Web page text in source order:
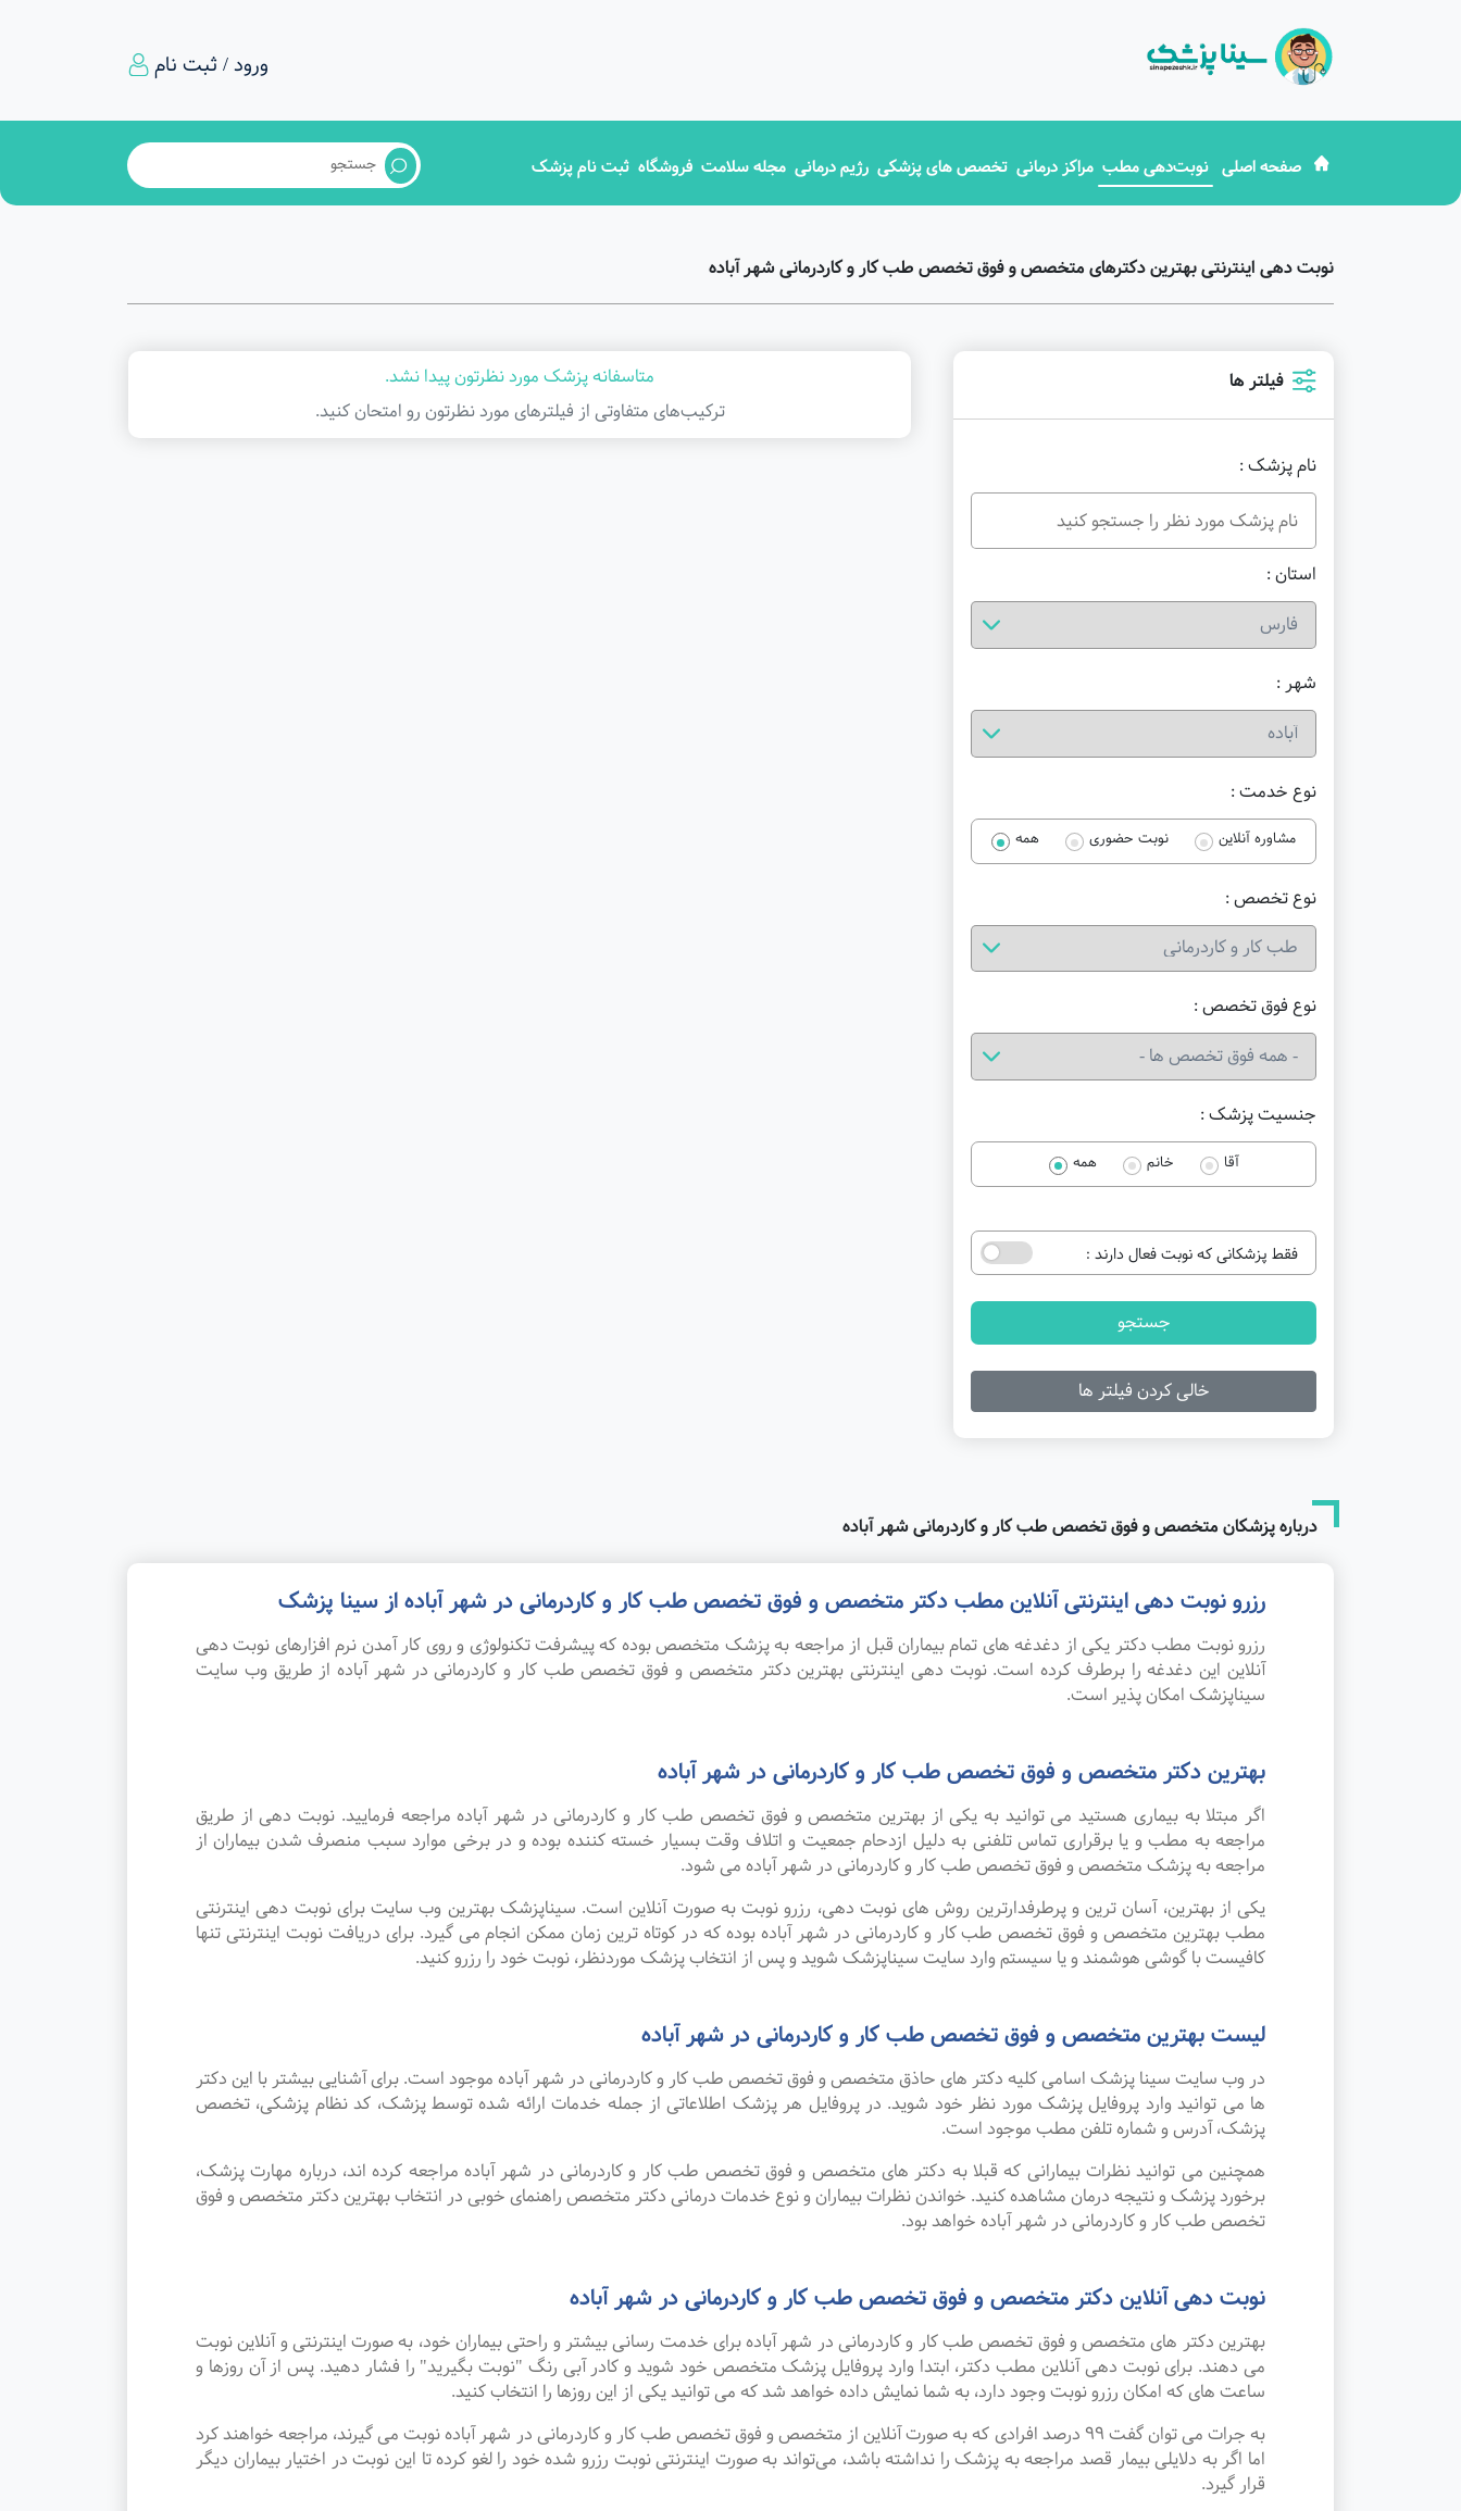
ورود / ثبت نام
صفحه اصلی نوبت‌دهی مطب مراکز درمانی تخصص های پزشکی رژیم درمانی مجله سلامت فروشگاه ثبت نام پزشک
نوبت دهی اینترنتی بهترین دکترهای متخصص و فوق تخصص طب کار و کاردرمانی شهر آباده
فیلتر ها
نام پزشک :
استان :
شهر :
نوع خدمت :
مشاوره آنلاین نوبت حضوری همه
نوع تخصص :
نوع فوق تخصص :
جنسیت پزشک :
آقا خانم همه
فقط پزشکانی که نوبت فعال دارند :
جستجو
خالی کردن فیلتر ها
متاسفانه پزشک مورد نظرتون پیدا نشد.
ترکیب‌های متفاوتی از فیلتر‌های مورد نظرتون رو امتحان کنید.
درباره پزشکان متخصص و فوق تخصص طب کار و کاردرمانی شهر آباده
رزرو نوبت دهی اینترنتی آنلاین مطب دکتر متخصص و فوق تخصص طب کار و کاردرمانی در شهر آباده از سینا پزشک
رزرو نوبت مطب دکتر یکی از دغدغه های تمام بیماران قبل از مراجعه به پزشک متخصص بوده که پیشرفت تکنولوژی و روی کار آمدن نرم افزارهای نوبت دهی
آنلاین این دغدغه را برطرف کرده است. نوبت دهی اینترنتی بهترین دکتر متخصص و فوق تخصص طب کار و کاردرمانی در شهر آباده از طریق وب سایت
سیناپزشک امکان پذیر است.
بهترین دکتر متخصص و فوق تخصص طب کار و کاردرمانی در شهر آباده
اگر مبتلا به بیماری هستید می توانید به یکی از بهترین متخصص و فوق تخصص طب کار و کاردرمانی در شهر آباده مراجعه فرمایید. نوبت دهی از طریق
مراجعه به مطب و یا برقراری تماس تلفنی به دلیل ازدحام جمعیت و اتلاف وقت بسیار خسته کننده بوده و در برخی موارد سبب منصرف شدن بیماران از
مراجعه به پزشک متخصص و فوق تخصص طب کار و کاردرمانی در شهر آباده می شود.
یکی از بهترین، آسان ترین و پرطرفدارترین روش های نوبت دهی، رزرو نوبت به صورت آنلاین است. سیناپزشک بهترین وب سایت برای نوبت دهی اینترنتی
مطب بهترین متخصص و فوق تخصص طب کار و کاردرمانی در شهر آباده بوده که در کوتاه ترین زمان ممکن انجام می گیرد. برای دریافت نوبت اینترنتی تنها
کافیست با گوشی هوشمند و یا سیستم وارد سایت سیناپزشک شوید و پس از انتخاب پزشک موردنظر، نوبت خود را رزرو کنید.
لیست بهترین متخصص و فوق تخصص طب کار و کاردرمانی در شهر آباده
در وب سایت سینا پزشک اسامی کلیه دکتر های حاذق متخصص و فوق تخصص طب کار و کاردرمانی در شهر آباده موجود است. برای آشنایی بیشتر با این دکتر
ها می توانید وارد پروفایل پزشک مورد نظر خود شوید. در پروفایل هر پزشک اطلاعاتی از جمله خدمات ارائه شده توسط پزشک، کد نظام پزشکی، تخصص
پزشک، آدرس و شماره تلفن مطب موجود است.
همچنین می توانید نظرات بیمارانی که قبلا به دکتر های متخصص و فوق تخصص طب کار و کاردرمانی در شهر آباده مراجعه کرده اند، درباره مهارت پزشک،
برخورد پزشک و نتیجه درمان مشاهده کنید. خواندن نظرات بیماران و نوع خدمات درمانی دکتر متخصص راهنمای خوبی در انتخاب بهترین دکتر متخصص و فوق
تخصص طب کار و کاردرمانی در شهر آباده خواهد بود.
نوبت دهی آنلاین دکتر متخصص و فوق تخصص طب کار و کاردرمانی در شهر آباده
بهترین دکتر های متخصص و فوق تخصص طب کار و کاردرمانی در شهر آباده برای خدمت رسانی بیشتر و راحتی بیماران خود، به صورت اینترنتی و آنلاین نوبت
می دهند. برای نوبت دهی آنلاین مطب دکتر، ابتدا وارد پروفایل پزشک متخصص خود شوید و کادر آبی رنگ "نوبت بگیرید" را فشار دهید. پس از آن روزها و
ساعت های که امکان رزرو نوبت وجود دارد، به شما نمایش داده خواهد شد که می توانید یکی از این روزها را انتخاب کنید.
به جرات می‌ توان گفت ۹۹ درصد افرادی که به صورت آنلاین از متخصص و فوق تخصص طب کار و کاردرمانی در شهر آباده نوبت می گیرند، مراجعه خواهند کرد
اما اگر به دلایلی بیمار قصد مراجعه به پزشک را نداشته باشد، می‌تواند به صورت اینترنتی نوبت رزرو شده خود را لغو کرده تا این نوبت در اختیار بیماران دیگر
قرار گیرد.